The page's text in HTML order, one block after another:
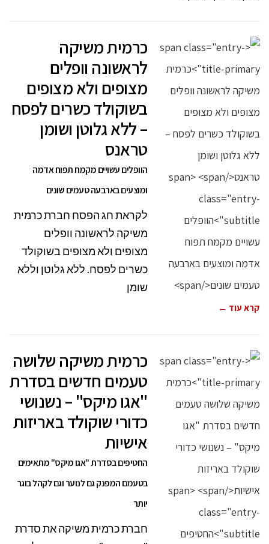
כרמית משיקה
לראשונה וופלים
מצופים ולא מצופים
בשוקולד כשרים לפסח
– ללא גלוטן ושומן
טראנס
הוופלים עשויים מקמח תפוח אדמה
ומוצעים בארבעה טעמים שונים
לקראת חג הפסח חברת כרמית
משיקה לראשונה וופלים
מצופים ולא מצופים בשוקולד
כשרים לפסח. ללא גלוטן וללא
שומן
קרא עוד ←
כרמית משיקה שלושה
טעמים חדשים בסדרת
"אגו מיקס" – נשנושי
כדורי שוקולד באריזות
אישיות
החטיפים בסדרת "אגו מיקס" מתאימים
בטעמם המפנק גם לנוער וגם לקהל בוגר
יותר
חברת כרמית משיקה את סדרת